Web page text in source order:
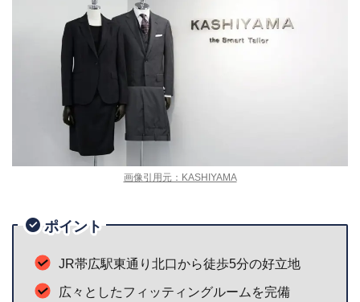
画像引用元：KASHIYAMA
ポイント
JR帯広駅東通り北口から徒歩5分の好立地
広々としたフィッティングルームを完備